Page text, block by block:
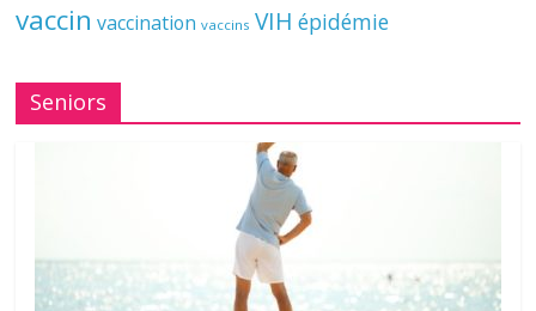
vaccin vaccination vaccins VIH épidémie
Seniors